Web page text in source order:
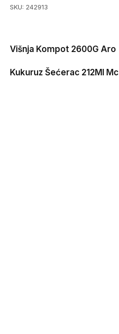
SKU: 242913
Višnja Kompot 2600G Aro
Kukuruz Šećerac 212Ml Mc